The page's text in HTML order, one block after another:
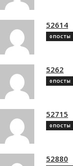
52614
0 ПОСТЫ
5262
0 ПОСТЫ
52715
0 ПОСТЫ
52880